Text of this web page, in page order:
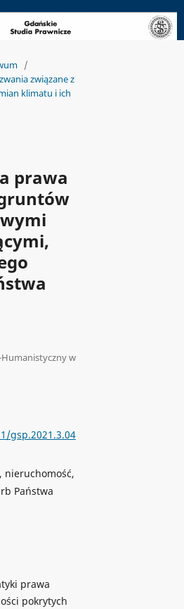
Naukowe
/
związane z
klimatu i ich
prawa
w
gsp.2021.3.04
nieruchomość,
Państwa
prawa
pokrytych